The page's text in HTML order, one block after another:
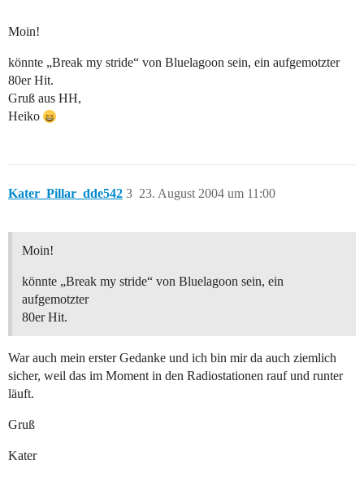
Moin!
könnte „Break my stride“ von Bluelagoon sein, ein aufgemotzter
80er Hit.
Gruß aus HH,
Heiko
Kater_Pillar_dde542 23. August 2004 um 11:00
3
Moin!
könnte „Break my stride“ von Bluelagoon sein, ein
aufgemotzter
80er Hit.
War auch mein erster Gedanke und ich bin mir da auch ziemlich
sicher, weil das im Moment in den Radiostationen rauf und runter
läuft.
Gruß
Kater